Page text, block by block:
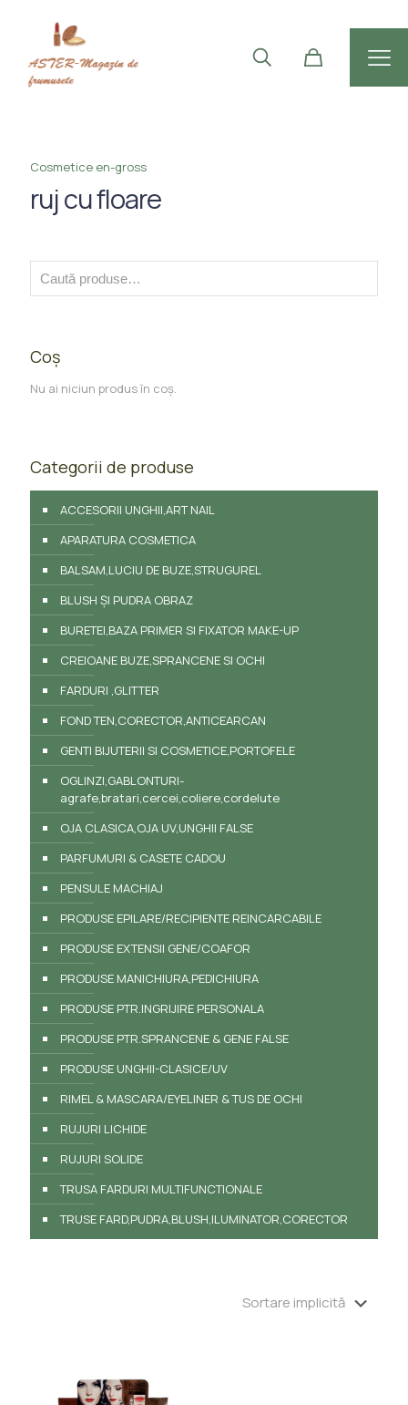
Cosmetice en-gross
ruj cu floare
Coș
Nu ai niciun produs în coș.
Categorii de produse
ACCESORII UNGHII,ART NAIL
APARATURA COSMETICA
BALSAM,LUCIU DE BUZE,STRUGUREL
BLUSH ȘI PUDRA OBRAZ
BURETEI,BAZA PRIMER SI FIXATOR MAKE-UP
CREIOANE BUZE,SPRANCENE SI OCHI
FARDURI ,GLITTER
FOND TEN,CORECTOR,ANTICEARCAN
GENTI BIJUTERII SI COSMETICE,PORTOFELE
OGLINZI,GABLONTURI-
agrafe,bratari,cercei,coliere,cordelute
OJA CLASICA,OJA UV,UNGHII FALSE
PARFUMURI & CASETE CADOU
PENSULE MACHIAJ
PRODUSE EPILARE/RECIPIENTE REINCARCABILE
PRODUSE EXTENSII GENE/COAFOR
PRODUSE MANICHIURA,PEDICHIURA
PRODUSE PTR.INGRIJIRE PERSONALA
PRODUSE PTR.SPRANCENE & GENE FALSE
PRODUSE UNGHII-CLASICE/UV
RIMEL & MASCARA/EYELINER & TUS DE OCHI
RUJURI LICHIDE
RUJURI SOLIDE
TRUSA FARDURI MULTIFUNCTIONALE
TRUSE FARD,PUDRA,BLUSH,ILUMINATOR,CORECTOR